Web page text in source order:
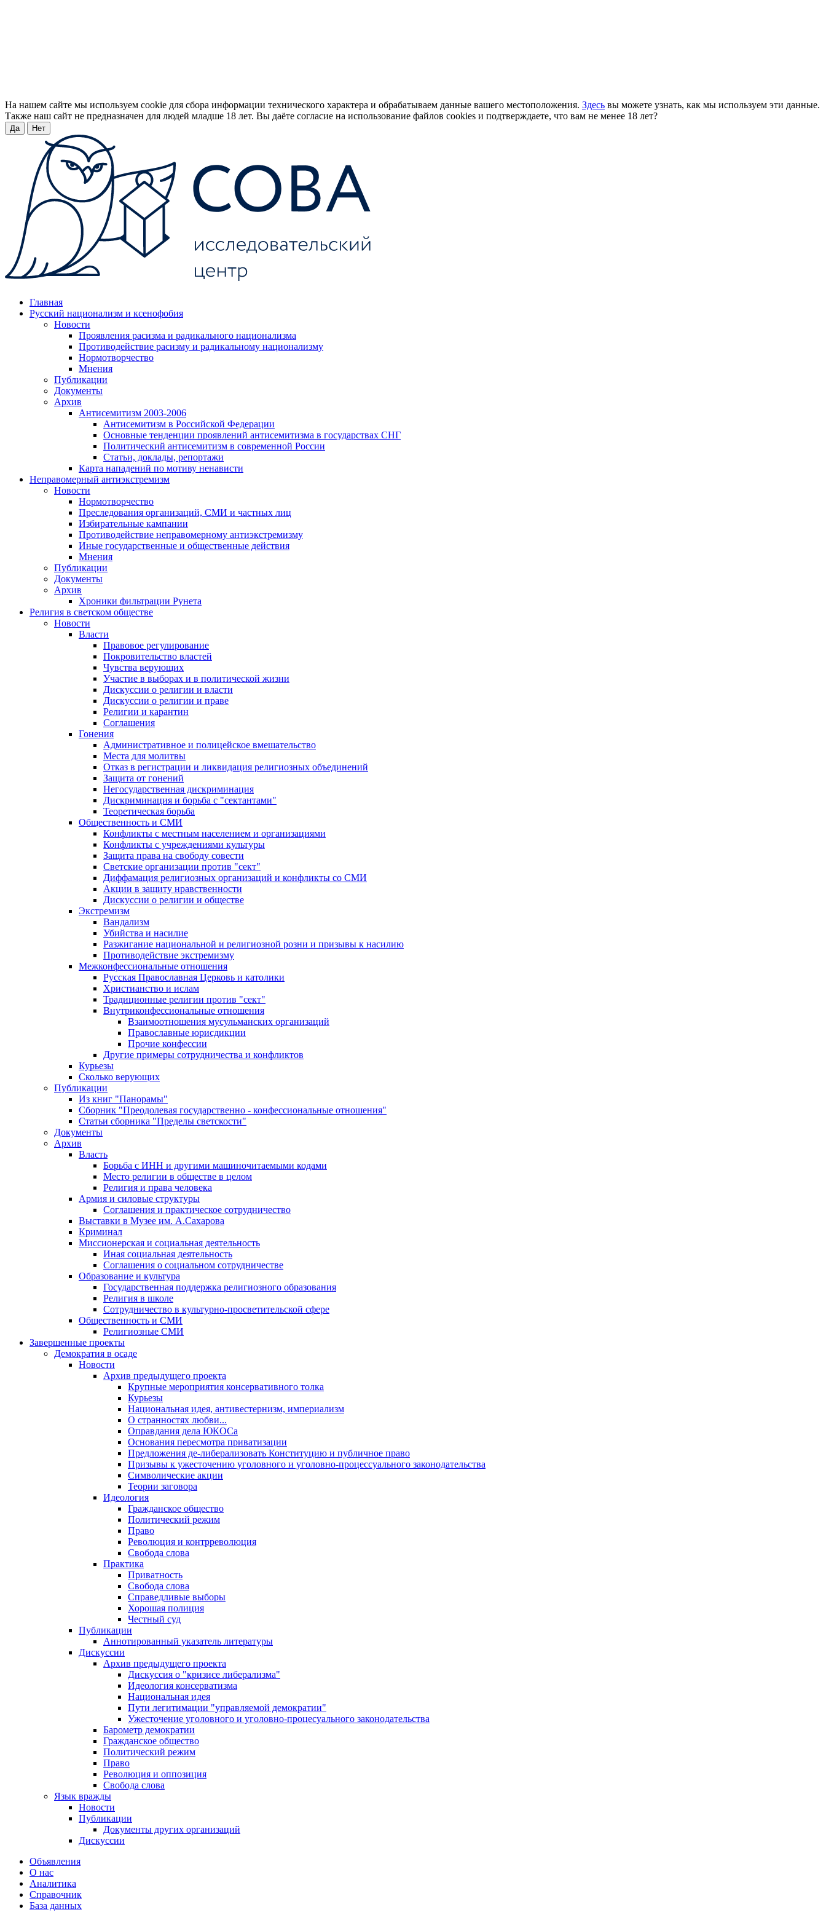
На нашем сайте мы используем cookie для сбора информации технического характера и обрабатываем данные вашего местоположения. Здесь вы можете узнать, как мы используем эти данные.
Также наш сайт не предназначен для людей младше 18 лет. Вы даёте согласие на использование файлов cookies и подтверждаете, что вам не менее 18 лет?
Да Нет
Главная
Русский национализм и ксенофобия
Новости
Проявления расизма и радикального национализма
Противодействие расизму и радикальному национализму
Нормотворчество
Мнения
Публикации
Документы
Архив
Антисемитизм 2003-2006
Антисемитизм в Российской Федерации
Основные тенденции проявлений антисемитизма в государствах СНГ
Политический антисемитизм в современной России
Статьи, доклады, репортажи
Карта нападений по мотиву ненависти
Неправомерный антиэкстремизм
Новости
Нормотворчество
Преследования организаций, СМИ и частных лиц
Избирательные кампании
Противодействие неправомерному антиэкстремизму
Иные государственные и общественные действия
Мнения
Публикации
Документы
Архив
Хроники фильтрации Рунета
Религия в светском обществе
Новости
Власти
Правовое регулирование
Покровительство властей
Чувства верующих
Участие в выборах и в политической жизни
Дискуссии о религии и власти
Дискуссии о религии и праве
Религии и карантин
Соглашения
Гонения
Административное и полицейское вмешательство
Места для молитвы
Отказ в регистрации и ликвидация религиозных объединений
Защита от гонений
Негосударственная дискриминация
Дискриминация и борьба с "сектантами"
Теоретическая борьба
Общественность и СМИ
Конфликты с местным населением и организациями
Конфликты с учреждениями культуры
Защита права на свободу совести
Светские организации против "сект"
Диффамация религиозных организаций и конфликты со СМИ
Акции в защиту нравственности
Дискуссии о религии и обществе
Экстремизм
Вандализм
Убийства и насилие
Разжигание национальной и религиозной розни и призывы к насилию
Противодействие экстремизму
Межконфессиональные отношения
Русская Православная Церковь и католики
Христианство и ислам
Традиционные религии против "сект"
Внутриконфессиональные отношения
Взаимоотношения мусульманских организаций
Православные юрисдикции
Прочие конфессии
Другие примеры сотрудничества и конфликтов
Курьезы
Сколько верующих
Публикации
Из книг "Панорамы"
Сборник "Преодолевая государственно - конфессиональные отношения"
Статьи сборника "Пределы светскости"
Документы
Архив
Власть
Борьба с ИНН и другими машиночитаемыми кодами
Место религии в обществе в целом
Религия и права человека
Армия и силовые структуры
Соглашения и практическое сотрудничество
Выставки в Музее им. А.Сахарова
Криминал
Миссионерская и социальная деятельность
Иная социальная деятельность
Соглашения о социальном сотрудничестве
Образование и культура
Государственная поддержка религиозного образования
Религия в школе
Сотрудничество в культурно-просветительской сфере
Общественность и СМИ
Религиозные СМИ
Завершенные проекты
Демократия в осаде
Новости
Архив предыдущего проекта
Крупные мероприятия консервативного толка
Курьезы
Национальная идея, антивестернизм, империализм
О странностях любви...
Оправдания дела ЮКОСа
Основания пересмотра приватизации
Предложения де-либерализовать Конституцию и публичное право
Призывы к ужесточению уголовного и уголовно-процессуального законодательства
Символические акции
Теории заговора
Идеология
Гражданское общество
Политический режим
Право
Революция и контрреволюция
Свобода слова
Практика
Приватность
Свобода слова
Справедливые выборы
Хорошая полиция
Честный суд
Публикации
Аннотированный указатель литературы
Дискуссии
Архив предыдущего проекта
Дискуссия о "кризисе либерализма"
Идеология консерватизма
Национальная идея
Пути легитимации "управляемой демократии"
Ужесточение уголовного и уголовно-процесуального законодательства
Барометр демократии
Гражданское общество
Политический режим
Право
Революция и оппозиция
Свобода слова
Язык вражды
Новости
Публикации
Документы других организаций
Дискуссии
Объявления
О нас
Аналитика
Справочник
База данных